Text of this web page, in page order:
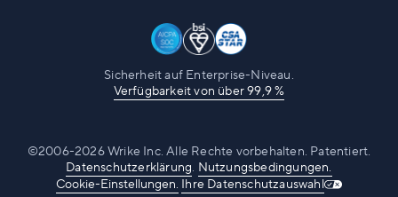
Sicherheit auf Enterprise-Niveau.
Verfügbarkeit von über 99,9 %
©2006-2026 Wrike Inc. Alle Rechte vorbehalten. Patentiert.
Datenschutzerklärung. Nutzungsbedingungen.
Cookie-Einstellungen. Ihre Datenschutzauswahl